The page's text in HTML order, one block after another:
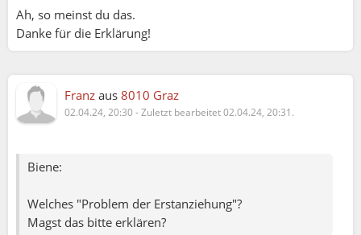
Ah, so meinst du das.
Danke für die Erklärung!
Franz aus 8010 Graz
02.04.24, 20:30-Zuletzt bearbeitet 02.04.24, 20:31.
Biene:
Welches "Problem der Erstanziehung"?
Magst das bitte erklären?